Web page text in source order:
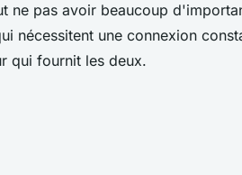
ne pas avoir beaucoup
nécessitent une connexion
qui fournit les deux.